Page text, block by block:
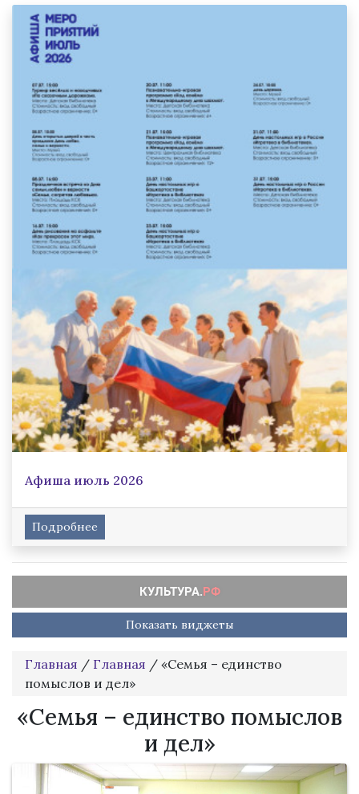
Афиша июль 2026
Подробнее
Показать виджеты
Главная / Главная / «Семья – единство
помыслов и дел»
«Семья – единство помыслов
и дел»